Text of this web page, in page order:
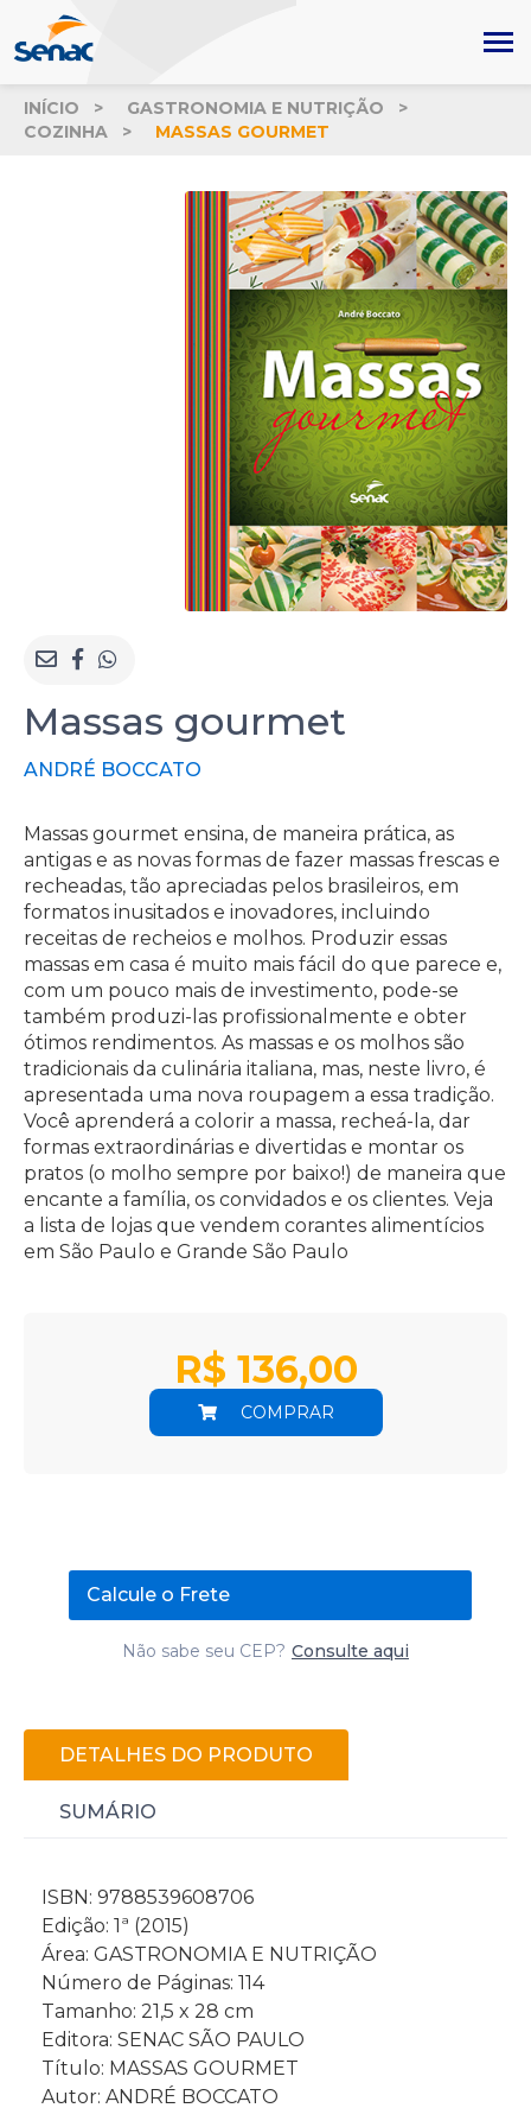
INÍCIO
GASTRONOMIA E NUTRIÇÃO
COZINHA
MASSAS GOURMET
Massas gourmet
ANDRÉ BOCCATO
Massas gourmet ensina, de maneira prática, as
antigas e as novas formas de fazer massas frescas e
recheadas, tão apreciadas pelos brasileiros, em
formatos inusitados e inovadores, incluindo
receitas de recheios e molhos. Produzir essas
massas em casa é muito mais fácil do que parece e,
com um pouco mais de investimento, pode-se
também produzi-las profissionalmente e obter
ótimos rendimentos. As massas e os molhos são
tradicionais da culinária italiana, mas, neste livro, é
apresentada uma nova roupagem a essa tradição.
Você aprenderá a colorir a massa, recheá-la, dar
formas extraordinárias e divertidas e montar os
pratos (o molho sempre por baixo!) de maneira que
encante a família, os convidados e os clientes. Veja
a lista de lojas que vendem corantes alimentícios
em São Paulo e Grande São Paulo
R$ 136,00
COMPRAR
Calcule o Frete
Não sabe seu CEP? Consulte aqui
DETALHES DO PRODUTO
SUMÁRIO
ISBN: 9788539608706
Edição: 1ª (2015)
Área: GASTRONOMIA E NUTRIÇÃO
Número de Páginas: 114
Tamanho: 21,5 x 28 cm
Editora: SENAC SÃO PAULO
Título: MASSAS GOURMET
Autor: ANDRÉ BOCCATO